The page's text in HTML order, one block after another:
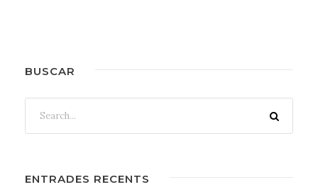
BUSCAR
ENTRADES RECENTS